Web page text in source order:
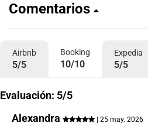
Comentarios
Airbnb
5/5
Booking
10/10
Expedia
5/5
Evaluación: 5/5
Alexandra
| 25 may. 2026